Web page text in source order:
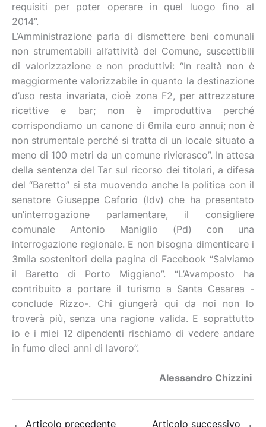
requisiti per poter operare in quel luogo fino al
2014”.
L’Amministrazione parla di dismettere beni comunali
non strumentabili all’attività del Comune, suscettibili
di valorizzazione e non produttivi: “In realtà non è
maggiormente valorizzabile in quanto la destinazione
d’uso resta invariata, cioè zona F2, per attrezzature
ricettive e bar; non è improduttiva perché
corrispondiamo un canone di 6mila euro annui; non è
non strumentale perché si tratta di un locale situato a
meno di 100 metri da un comune rivierasco”. In attesa
della sentenza del Tar sul ricorso dei titolari, a difesa
del “Baretto” si sta muovendo anche la politica con il
senatore Giuseppe Caforio (Idv) che ha presentato
un’interrogazione parlamentare, il consigliere
comunale Antonio Maniglio (Pd) con una
interrogazione regionale. E non bisogna dimenticare i
3mila sostenitori della pagina di Facebook “Salviamo
il Baretto di Porto Miggiano”. “L’Avamposto ha
contribuito a portare il turismo a Santa Cesarea -
conclude Rizzo-. Chi giungerà qui da noi non lo
troverà più, senza una ragione valida. E soprattutto
io e i miei 12 dipendenti rischiamo di vedere andare
in fumo dieci anni di lavoro”.
Alessandro Chizzini
← Articolo precedente Articolo successivo →